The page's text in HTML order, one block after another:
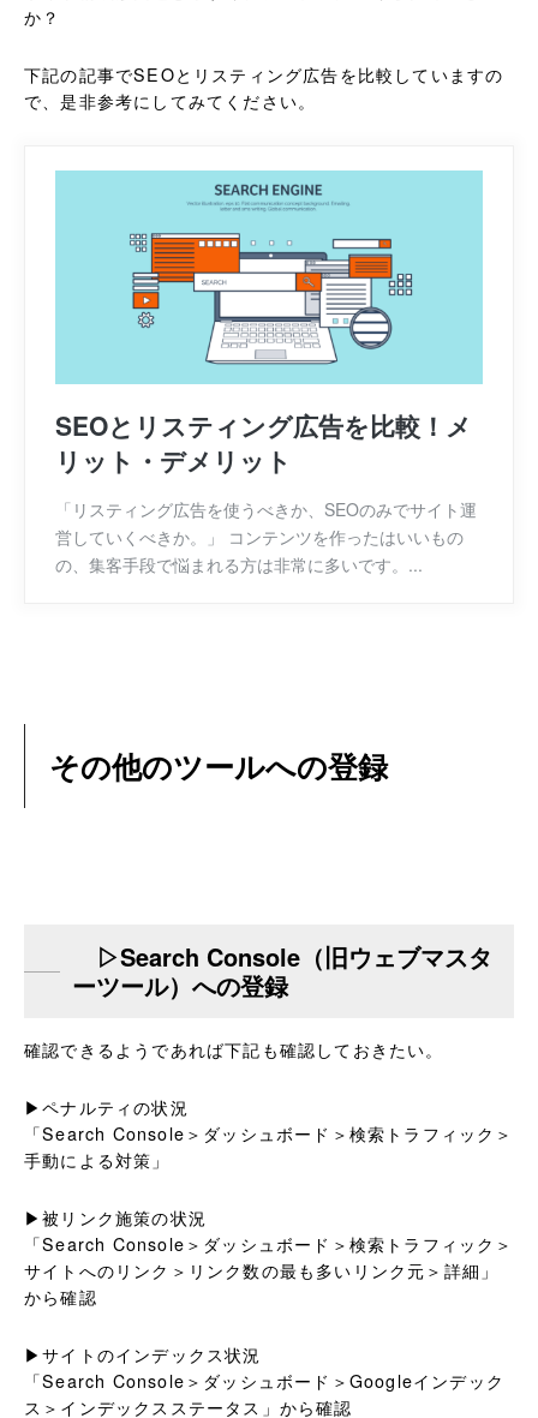
か？
下記の記事でSEOとリスティング広告を比較していますの
で、是非参考にしてみてください。
SEOとリスティング広告を比較！メ
リット・デメリット
「リスティング広告を使うべきか、SEOのみでサイト運
営していくべきか。」 コンテンツを作ったはいいもの
の、集客手段で悩まれる方は非常に多いです。...
その他のツールへの登録
▷Search Console（旧ウェブマスタ
ーツール）への登録
確認できるようであれば下記も確認しておきたい。
▶ペナルティの状況
「Search Console＞ダッシュボード＞検索トラフィック＞
手動による対策」
▶被リンク施策の状況
「Search Console＞ダッシュボード＞検索トラフィック＞
サイトへのリンク＞リンク数の最も多いリンク元＞詳細」
から確認
▶サイトのインデックス状況
「Search Console＞ダッシュボード＞Googleインデック
ス＞インデックスステータス」から確認